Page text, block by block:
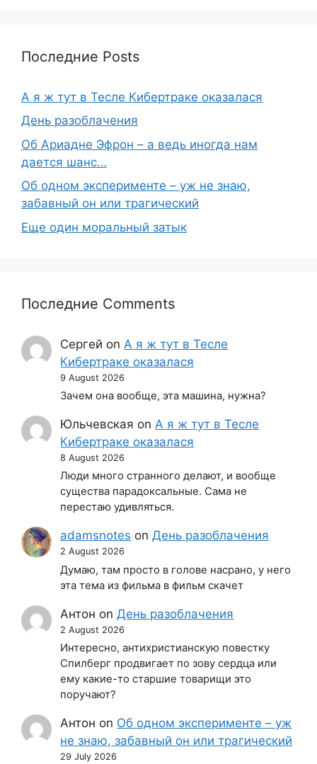
Последние Posts
А я ж тут в Тесле Кибертраке оказалася
День разоблачения
Об Ариадне Эфрон – а ведь иногда нам
дается шанс…
Об одном эксперименте – уж не знаю,
забавный он или трагический
Еще один моральный затык
Последние Comments
Сергей on А я ж тут в Тесле
Кибертраке оказалася
9 August 2026
Зачем она вообще, эта машина, нужна?
Юльчевская on А я ж тут в Тесле
Кибертраке оказалася
8 August 2026
Люди много странного делают, и вообще
существа парадоксальные. Сама не
перестаю удивляться.
adamsnotes onДень разоблачения
2 August 2026
Думаю, там просто в голове насрано, у него
эта тема из фильма в фильм скачет
Антон onДень разоблачения
2 August 2026
Интересно, антихристианскую повестку
Спилберг продвигает по зову сердца или
ему какие-то старшие товарищи это
поручают?
Антон on Об одном эксперименте – уж
не знаю, забавный он или трагический
29 July 2026